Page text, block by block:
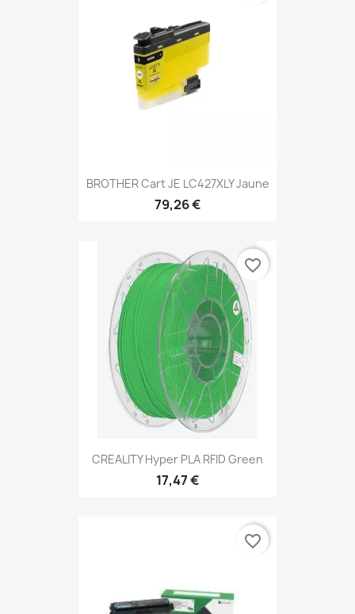
BROTHER Cart JE LC427XLY Jaune
79,26 €
CREALITY Hyper PLA RFID Green
17,47 €
favorite_border
favorite_border